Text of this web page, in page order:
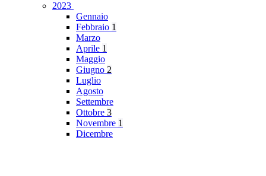
2023
Gennaio
Febbraio 1
Marzo
Aprile 1
Maggio
Giugno 2
Luglio
Agosto
Settembre
Ottobre 3
Novembre 1
Dicembre